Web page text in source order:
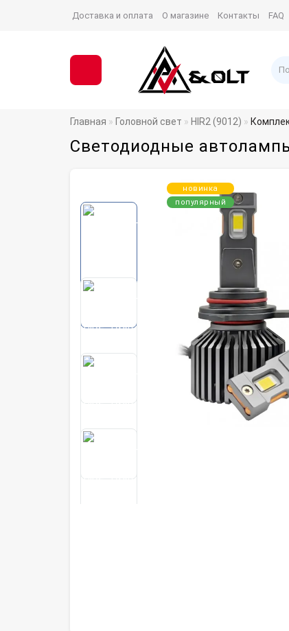
Доставка и оплата О магазине Контакты FAQ
Главная Головной свет HIR2 (9012)
Светодиодные
новинка
популярный